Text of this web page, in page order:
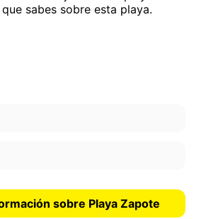
sabes sobre esta playa.
sobre Playa Zapote